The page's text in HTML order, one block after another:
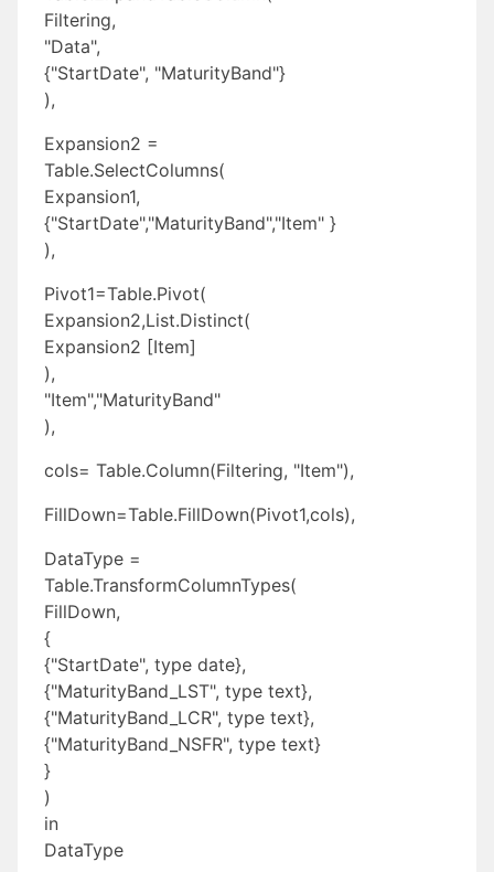
Filtering,
"Data",
{"StartDate", "MaturityBand"}
),
Expansion2 =
Table.SelectColumns(
Expansion1,
{"StartDate","MaturityBand","Item" }
),
Pivot1=Table.Pivot(
Expansion2,List.Distinct(
Expansion2 [Item]
),
"Item","MaturityBand"
),
cols= Table.Column(Filtering, "Item"),
FillDown=Table.FillDown(Pivot1,cols),
DataType =
Table.TransformColumnTypes(
FillDown,
{
{"StartDate", type date},
{"MaturityBand_LST", type text},
{"MaturityBand_LCR", type text},
{"MaturityBand_NSFR", type text}
}
)
in
DataType